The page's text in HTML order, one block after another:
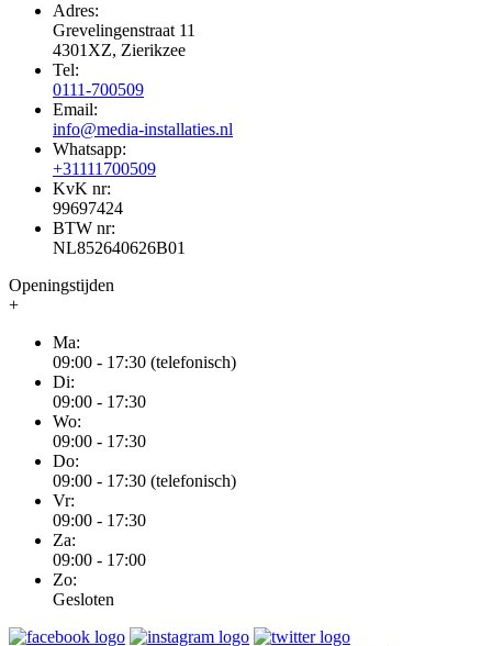
Adres:
Grevelingenstraat 11
4301XZ, Zierikzee
Tel:
0111-700509
Email:
info@media-installaties.nl
Whatsapp:
+31111700509
KvK nr:
99697424
BTW nr:
NL852640626B01
Openingstijden
+
Ma:
09:00 - 17:30 (telefonisch)
Di:
09:00 - 17:30
Wo:
09:00 - 17:30
Do:
09:00 - 17:30 (telefonisch)
Vr:
09:00 - 17:30
Za:
09:00 - 17:00
Zo:
Gesloten